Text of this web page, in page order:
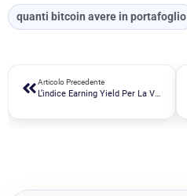
quanti bitcoin avere in portafoglio
Articolo Precedente
L’indice Earning Yield Per La Valutazione Del Rendimento Di Un’azione.